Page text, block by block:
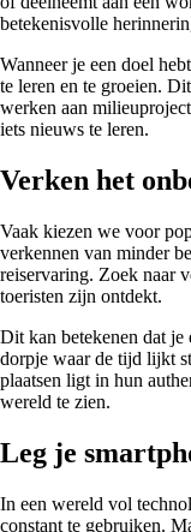
betekenisvolle
Wanneer je een doel
te leren en te groeien.
werken aan
iets nieuws te leren.
Verken het
Vaak kiezen we voor
verkennen van minder
reiservaring. Zoek naar
toeristen zijn ontdekt.
Dit kan betekenen dat je
dorpje waar de tijd lijkt
plaatsen ligt in hun
wereld te zien.
Leg je
In een wereld vol
constant te gebruiken.